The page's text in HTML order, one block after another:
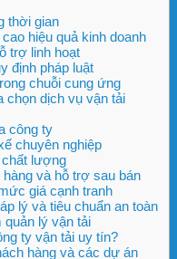
thời gian
hiệu quả kinh doanh
trợ linh hoạt
định pháp luật
chuỗi cung ứng
chọn dịch vụ vận tải
công ty
chuyên nghiệp
lượng
và hỗ trợ sau bán
giá cạnh tranh
lý và tiêu chuẩn an toàn
lý vận tải
ty vận tải uy tín?
hàng và các dự án